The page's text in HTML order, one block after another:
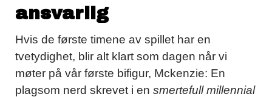
ansvarlig
Hvis de første timene av spillet har en
tvetydighet, blir alt klart som dagen når vi
møter på vår første bifigur, Mckenzie: En
plagsom nerd skrevet i en smertefull millennial